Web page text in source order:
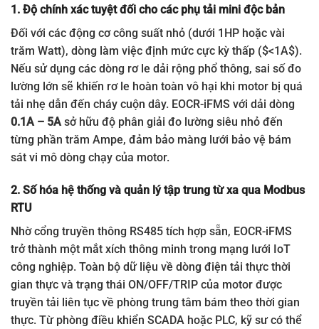
1. Độ chính xác tuyệt đối cho các phụ tải mini độc bản
Đối với các động cơ công suất nhỏ (dưới 1HP hoặc vài
trăm Watt), dòng làm việc định mức cực kỳ thấp ($<1A$).
Nếu sử dụng các dòng rơ le dải rộng phổ thông, sai số đo
lường lớn sẽ khiến rơ le hoàn toàn vô hại khi motor bị quá
tải nhẹ dẫn đến cháy cuộn dây. EOCR-iFMS với dải dòng
0.1A – 5Asở hữu độ phân giải đo lường siêu nhỏ đến
từng phần trăm Ampe, đảm bảo màng lưới bảo vệ bám
sát vi mô dòng chạy của motor.
2. Số hóa hệ thống và quản lý tập trung từ xa qua Modbus
RTU
Nhờ cổng truyền thông RS485 tích hợp sẵn, EOCR-iFMS
trở thành một mắt xích thông minh trong mạng lưới IoT
công nghiệp. Toàn bộ dữ liệu về dòng điện tải thực thời
gian thực và trạng thái ON/OFF/TRIP của motor được
truyền tải liên tục về phòng trung tâm bám theo thời gian
thực. Từ phòng điều khiển SCADA hoặc PLC, kỹ sư có thể